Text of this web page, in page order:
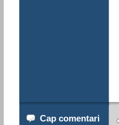
Cap comentari